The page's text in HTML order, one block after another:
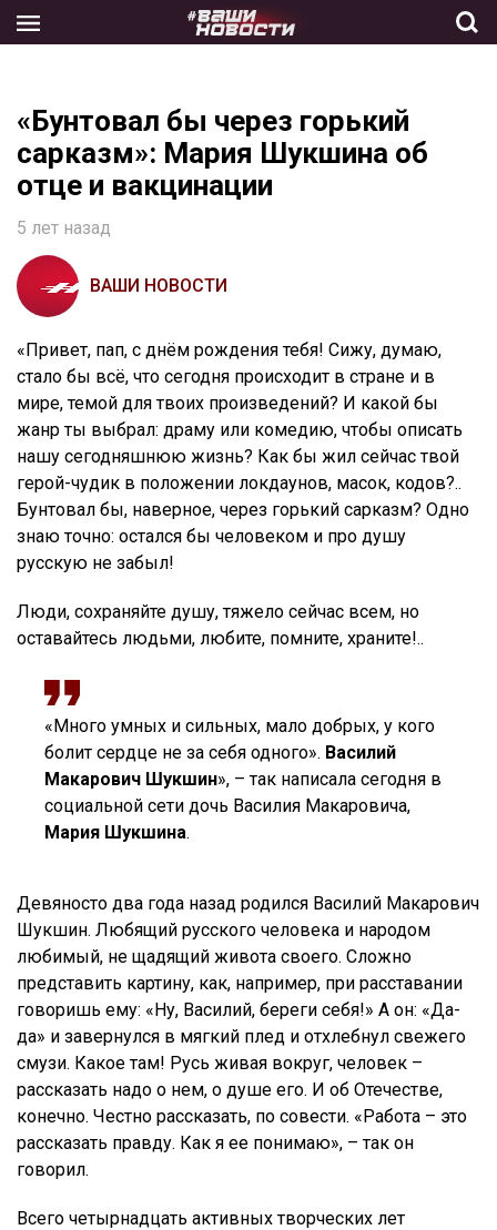
the
«Бунтовал бы через горький
сарказм»: Мария Шукшина об
отце и вакцинации
5 лет назад
ВАШИ НОВОСТИ
«Привет, пап, с днём рождения тебя! Сижу, думаю,
стало бы всё, что сегодня происходит в стране и в
мире, темой для твоих произведений? И какой бы
жанр ты выбрал: драму или комедию, чтобы описать
нашу сегодняшнюю жизнь? Как бы жил сейчас твой
герой-чудик в положении локдаунов, масок, кодов?..
Бунтовал бы, наверное, через горький сарказм? Одно
знаю точно: остался бы человеком и про душу
русскую не забыл!
Люди, сохраняйте душу, тяжело сейчас всем, но
оставайтесь людьми, любите, помните, храните!..
«Много умных и сильных, мало добрых, у кого
болит сердце не за себя одного». Василий
Макарович Шукшин», – так написала сегодня в
социальной сети дочь Василия Макаровича,
Мария Шукшина.
Девяносто два года назад родился Василий Макарович
Шукшин. Любящий русского человека и народом
любимый, не щадящий живота своего. Сложно
представить картину, как, например, при расставании
говоришь ему: «Ну, Василий, береги себя!» А он: «Да-
да» и завернулся в мягкий плед и отхлебнул свежего
смузи. Какое там! Русь живая вокруг, человек –
рассказать надо о нем, о душе его. И об Отечестве,
конечно. Честно рассказать, по совести. «Работа – это
рассказать правду. Как я ее понимаю», – так он
говорил.
Всего четырнадцать активных творческих лет